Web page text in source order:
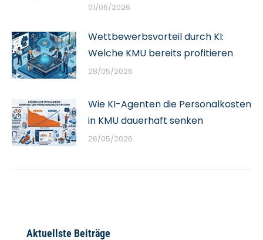
01/06/2026
Wettbewerbsvorteil durch KI:
Welche KMU bereits profitieren
28/05/2026
Wie KI-Agenten die Personalkosten
in KMU dauerhaft senken
26/05/2026
Aktuellste Beiträge